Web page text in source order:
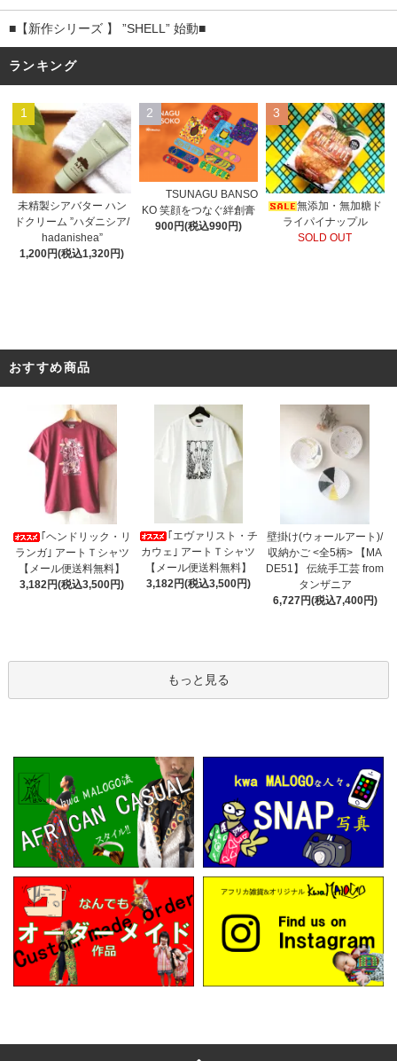
■【新作シリーズ 】 ”SHELL” 始動■
ランキング
1
未精製シアバター ハン
ドクリーム ”ハダニシア/
hadanishea”
1,200円(税込1,320円)
2
TSUNAGU BANSO
KO 笑顔をつなぐ絆創膏
900円(税込990円)
3
無添加・無加糖ド
ライパイナップル
SOLD OUT
おすすめ商品
｢ヘンドリック・リ
ランガ｣ アートＴシャツ
【メール便送料無料】
3,182円(税込3,500円)
｢エヴァリスト・チ
カウェ｣ アートＴシャツ
【メール便送料無料】
3,182円(税込3,500円)
壁掛け(ウォールアート)/
収納かご <全5柄> 【MA
DE51】 伝統手工芸 from
タンザニア
6,727円(税込7,400円)
もっと見る